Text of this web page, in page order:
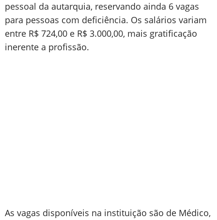
pessoal da autarquia, reservando ainda 6 vagas
para pessoas com deficiência. Os salários variam
entre R$ 724,00 e R$ 3.000,00, mais gratificação
inerente a profissão.
As vagas disponíveis na instituição são de Médico,